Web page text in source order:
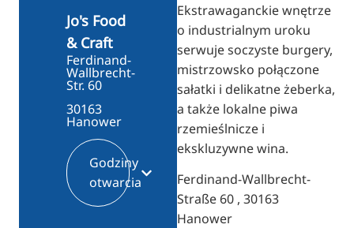
Ekstrawaganckie wnętrze
o industrialnym uroku
serwuje soczyste burgery,
mistrzowsko połączone
sałatki i delikatne żeberka,
a także lokalne piwa
rzemieślnicze i
ekskluzywne wina.
Ferdinand-Wallbrecht-
Straße 60 , 30163
Hanower
Jo's Food
& Craft
Ferdinand-
Wallbrecht-
Str. 60
30163
Hanower
Godziny
otwarcia